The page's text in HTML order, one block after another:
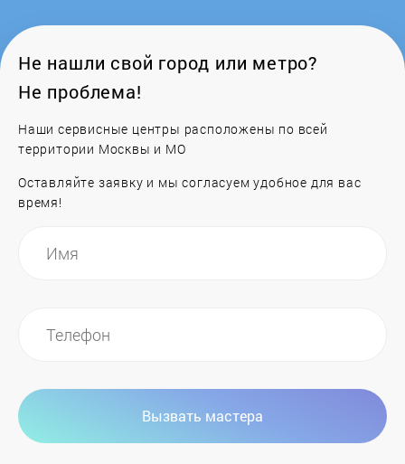
Не нашли свой город или метро?
Не проблема!
Наши сервисные центры расположены по всей
территории Москвы и МО
Оставляйте заявку и мы согласуем удобное для вас
время!
Вызвать мастера